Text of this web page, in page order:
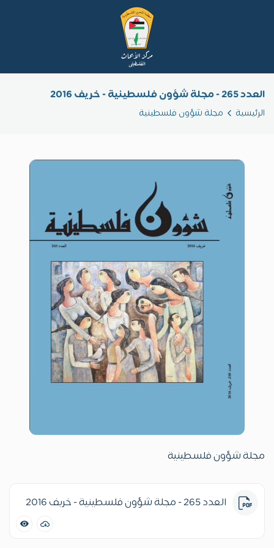
العدد 265 - مجلة شؤون فلسطينية - خريف 2016
الرئيسية مجلة شؤون فلسطينية
مجلة شؤون فلسطينية
العدد 265 - مجلة شؤون فلسطينية - خريف 2016